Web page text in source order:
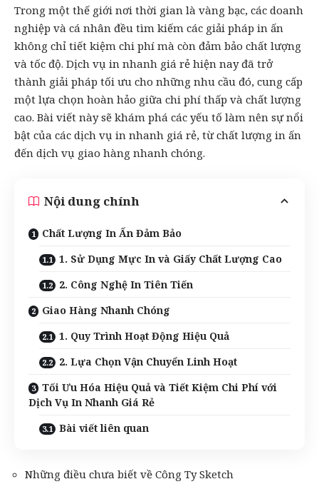
Trong một thế giới nơi thời gian là vàng bạc, các doanh
nghiệp và cá nhân đều tìm kiếm các giải pháp in ấn
không chỉ tiết kiệm chi phí mà còn đảm bảo chất lượng
và tốc độ. Dịch vụ in nhanh giá rẻ hiện nay đã trở
thành giải pháp tối ưu cho những nhu cầu đó, cung cấp
một lựa chọn hoàn hảo giữa chi phí thấp và chất lượng
cao. Bài viết này sẽ khám phá các yếu tố làm nên sự nổi
bật của các dịch vụ in nhanh giá rẻ, từ chất lượng in ấn
đến dịch vụ giao hàng nhanh chóng.
Nội dung chính
Chất Lượng In Ấn Đảm Bảo
1. Sử Dụng Mực In và Giấy Chất Lượng Cao
2. Công Nghệ In Tiên Tiến
Giao Hàng Nhanh Chóng
1. Quy Trình Hoạt Động Hiệu Quả
2. Lựa Chọn Vận Chuyển Linh Hoạt
Tối Ưu Hóa Hiệu Quả và Tiết Kiệm Chi Phí với
Dịch Vụ In Nhanh Giá Rẻ
Bài viết liên quan
Những điều chưa biết về Công Ty Sketch